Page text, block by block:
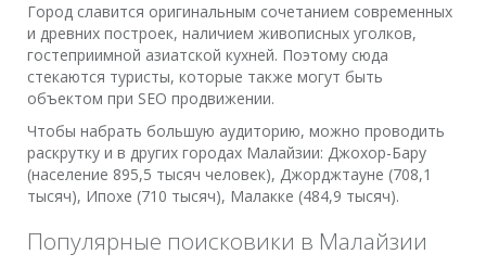
Город славится оригинальным сочетанием современных
и древних построек, наличием живописных уголков,
гостеприимной азиатской кухней. Поэтому сюда
стекаются туристы, которые также могут быть
объектом при SEO продвижении.
Чтобы набрать большую аудиторию, можно проводить
раскрутку и в других городах Малайзии: Джохор-Бару
(население 895,5 тысяч человек), Джорджтауне (708,1
тысяч), Ипохе (710 тысяч), Малакке (484,9 тысяч).
Популярные поисковики в Малайзии